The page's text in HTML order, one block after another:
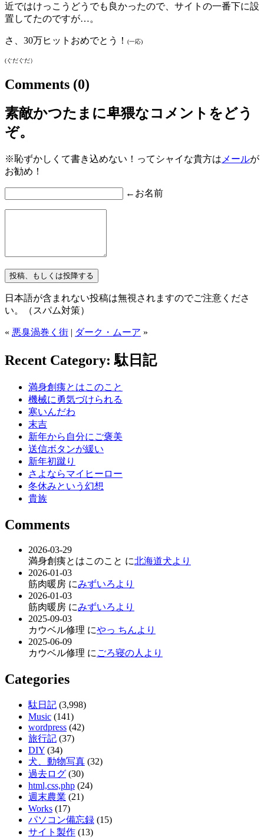
近ではけっこうどうでも良かったので、サイトの一番下に設
置してたのですが…。
さ、30万ヒットおめでとう！ (一応)
(ぐだぐだ）
Comments (0)
素敵かつたまに卑猥なコメントをどう
ぞ。
※恥ずかしくて書き込めない！ってシャイな貴方は メールが
お勧め！
←お名前
日本語が含まれない投稿は無視されますのでご注意くださ
い。（スパム対策）
« 悪臭渦巻く街 | ダーク・ムーア »
Recent Category: 駄日記
満身創痍とはこのこと
機械に勇気づけられる
寒いんだわ
末吉
新年から自分にご褒美
送信ボタンが緩い
新年初蹴り
さよならマイヒーロー
冬休みという幻想
貴族
Comments
2026-03-29
満身創痍とはこのこと に北海道犬より
2026-01-03
筋肉暖房 にみずいろより
2026-01-03
筋肉暖房 にみずいろより
2025-09-03
カウベル修理 にやっ ちんより
2025-06-09
カウベル修理 に ごろ寝の人より
Categories
駄日記 (3,998)
Music (141)
wordpress (42)
旅行記 (37)
DIY (34)
犬、動物写真 (32)
過去ログ (30)
html,css,php (24)
週末農業 (21)
Works (17)
パソコン備忘録 (15)
サイト製作 (13)